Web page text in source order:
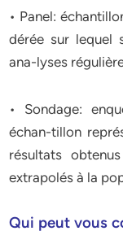
• Panel:
dérée sur lequel
ana-lyses
• Sondage:
échan-tillon
résultats
extrapolés à la
Qui peut vous